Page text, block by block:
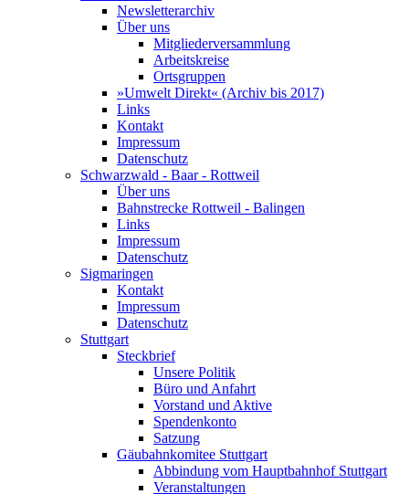
Newsletterarchiv
Über uns
Mitgliederversammlung
Arbeitskreise
Ortsgruppen
»Umwelt Direkt« (Archiv bis 2017)
Links
Kontakt
Impressum
Datenschutz
Schwarzwald - Baar - Rottweil
Über uns
Bahnstrecke Rottweil - Balingen
Links
Impressum
Datenschutz
Sigmaringen
Kontakt
Impressum
Datenschutz
Stuttgart
Steckbrief
Unsere Politik
Büro und Anfahrt
Vorstand und Aktive
Spendenkonto
Satzung
Gäubahnkomitee Stuttgart
Abbindung vom Hauptbahnhof Stuttgart
Veranstaltungen